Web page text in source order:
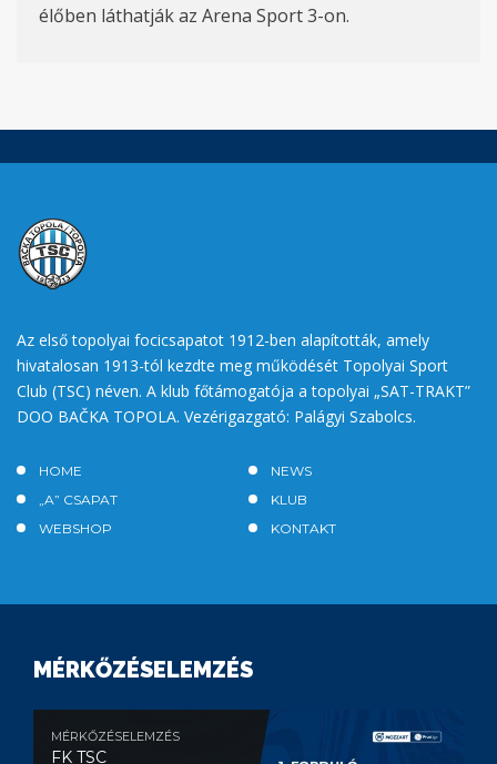
élőben láthatják az Arena Sport 3-on.
Az első topolyai focicsapatot 1912-ben alapították, amely
hivatalosan 1913-tól kezdte meg működését Topolyai Sport
Club (TSC) néven. A klub főtámogatója a topolyai „SAT-TRAKT”
DOO BAČKA TOPOLA. Vezérigazgató: Palágyi Szabolcs.
HOME
NEWS
„A” CSAPAT
KLUB
WEBSHOP
KONTAKT
MÉRKŐZÉSELEMZÉS
MÉRKŐZÉSELEMZÉS
FK TSC